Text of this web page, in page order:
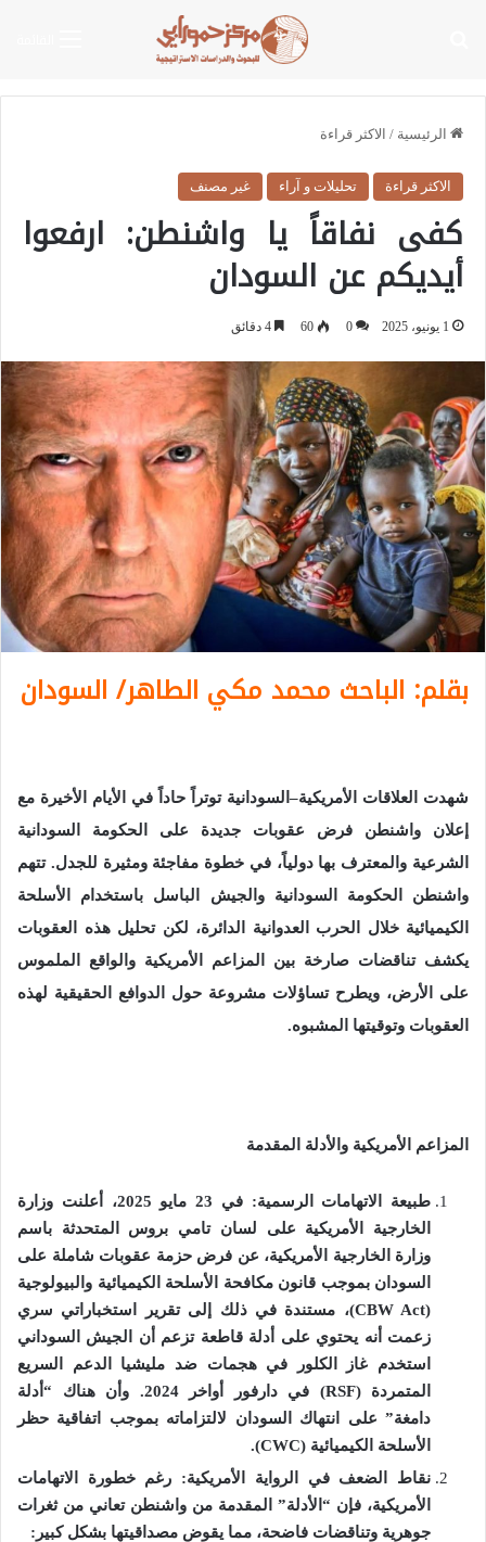
الرئيسية / الاكثر قراءة
الاكثر قراءة تحليلات و آراء غير مصنف
كفى نفاقاً يا واشنطن: ارفعوا
أيديكم عن السودان
1 يونيو، 2025 0
60
بقلم: الباحث محمد مكي الطاهر/ السودان
شهدت العلاقات الأمريكية– السودانية توتراً حاداً في الأيام الأخيرة مع
إعلان واشنطن فرض عقوبات جديدة على الحكومة السودانية
الشرعية والمعترف بها دولياً، في خطوة مفاجئة ومثيرة للجدل.تتهم
واشنطن الحكومة السودانية والجيش الباسل باستخدام الأسلحة
الكيميائية خلال الحرب العدوانية الدائرة، لكن تحليل هذه العقوبات
يكشف تناقضات صارخة بين المزاعم الأمريكية والواقع الملموس
على الأرض، ويطرح تساؤلات مشروعة حول الدوافع الحقيقية لهذه
العقوبات وتوقيتها المشبوه.
المزاعم الأمريكية والأدلة المقدمة
طبيعة الاتهامات الرسمية:في 23 مايو 2025، أعلنت وزارة
الخارجية الأمريكية على لسان تامي بروس المتحدثة باسم
وزارة الخارجية الأمريكية، عن فرض حزمة عقوبات شاملة على
السودان بموجب قانون مكافحة الأسلحة الكيميائية والبيولوجية
(
CBW Act
)، مستندة في ذلك إلى تقرير استخباراتي سري
زعمت أنه يحتوي على أدلة قاطعة تزعم أن الجيش السوداني
استخدم غاز الكلور في هجمات ضد مليشيا الدعم السريع
المتمردة(
RSF
) في دارفور أواخر2024. وأن هناك “ أدلة
دامغة” على انتهاك السودان لالتزاماته بموجب اتفاقية حظر
الأسلحة الكيميائية (
CWC
).
نقاط الضعف في الرواية الأمريكية:
رغم خطورة الاتهامات
الأمريكية، فإن “ الأدلة”
المقدمة من واشنطن تعاني من ثغرات
جوهرية وتناقضات فاضحة، مما يقوض مصداقيتها بشكل كبير :